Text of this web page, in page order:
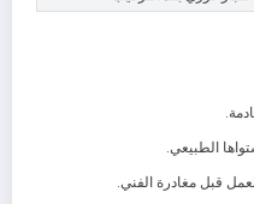
الطبيعي.
قبل مغادرة الفني.